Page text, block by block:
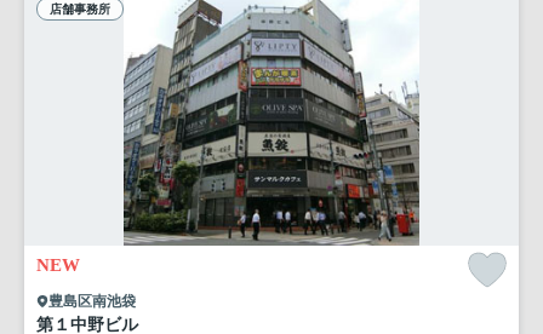
店舗事務所
NEW
豊島区南池袋
第１中野ビル